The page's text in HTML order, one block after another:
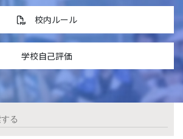
校内ルール
学校自己評価